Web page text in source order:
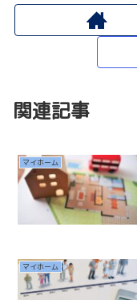
関連記事
マイホーム
マイホーム